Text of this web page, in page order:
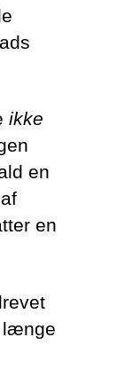
ikke
en
en
længe